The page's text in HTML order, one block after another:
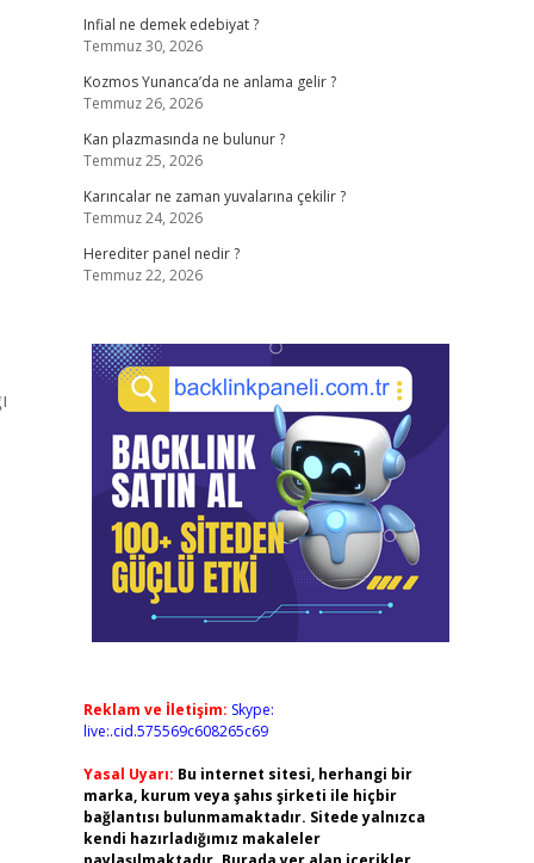
Infial ne demek edebiyat ?
Temmuz 30, 2026
Kozmos Yunanca’da ne anlama gelir ?
Temmuz 26, 2026
Kan plazmasında ne bulunur ?
Temmuz 25, 2026
Karıncalar ne zaman yuvalarına çekilir ?
Temmuz 24, 2026
Herediter panel nedir ?
Temmuz 22, 2026
Reklam ve İletişim: Skype:
live:.cid.575569c608265c69
Yasal Uyarı: Bu internet sitesi, herhangi bir
marka, kurum veya şahıs şirketi ile hiçbir
bağlantısı bulunmamaktadır. Sitede yalnızca
kendi hazırladığımız makaleler